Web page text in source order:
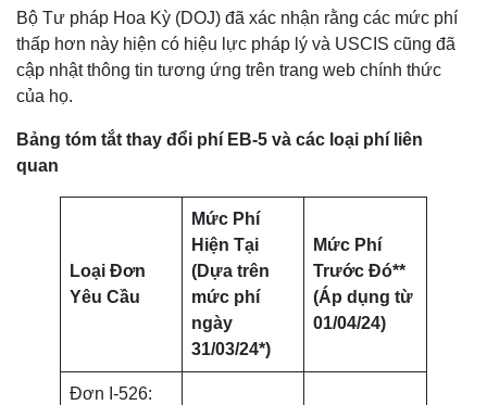
Bộ Tư pháp Hoa Kỳ (DOJ) đã xác nhận rằng các mức phí
thấp hơn này hiện có hiệu lực pháp lý và USCIS cũng đã
cập nhật thông tin tương ứng trên trang web chính thức
của họ.
Bảng tóm tắt thay đổi phí EB-5 và các loại phí liên
quan
Loại Đơn
Yêu Cầu
Mức Phí
Hiện Tại
(Dựa trên
mức phí
ngày
31/03/24*)
Mức Phí
Trước Đó**
(Áp dụng từ
01/04/24)
Đơn I-526: